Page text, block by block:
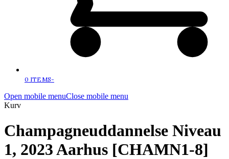
0 ITEMS-
Open mobile menuClose mobile menu
Kurv
Champagneuddannelse Niveau
1, 2023 Aarhus [CHAMN1-8]